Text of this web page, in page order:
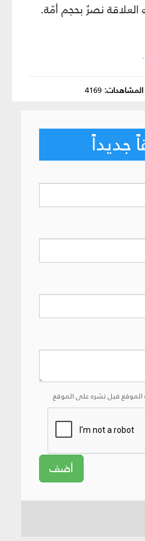
العلاقة نصرٌ بحجم أمّة.
4169
جديداً
الموقع قبل نشره على الموقع
أضف